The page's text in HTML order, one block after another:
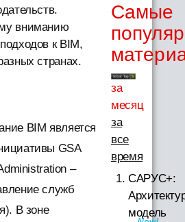
вниманию
к BIM,
странах.
BIM является
GSA
–
служб
В зоне
Самые
за
месяц
за
все
время
САРУС+:
модель